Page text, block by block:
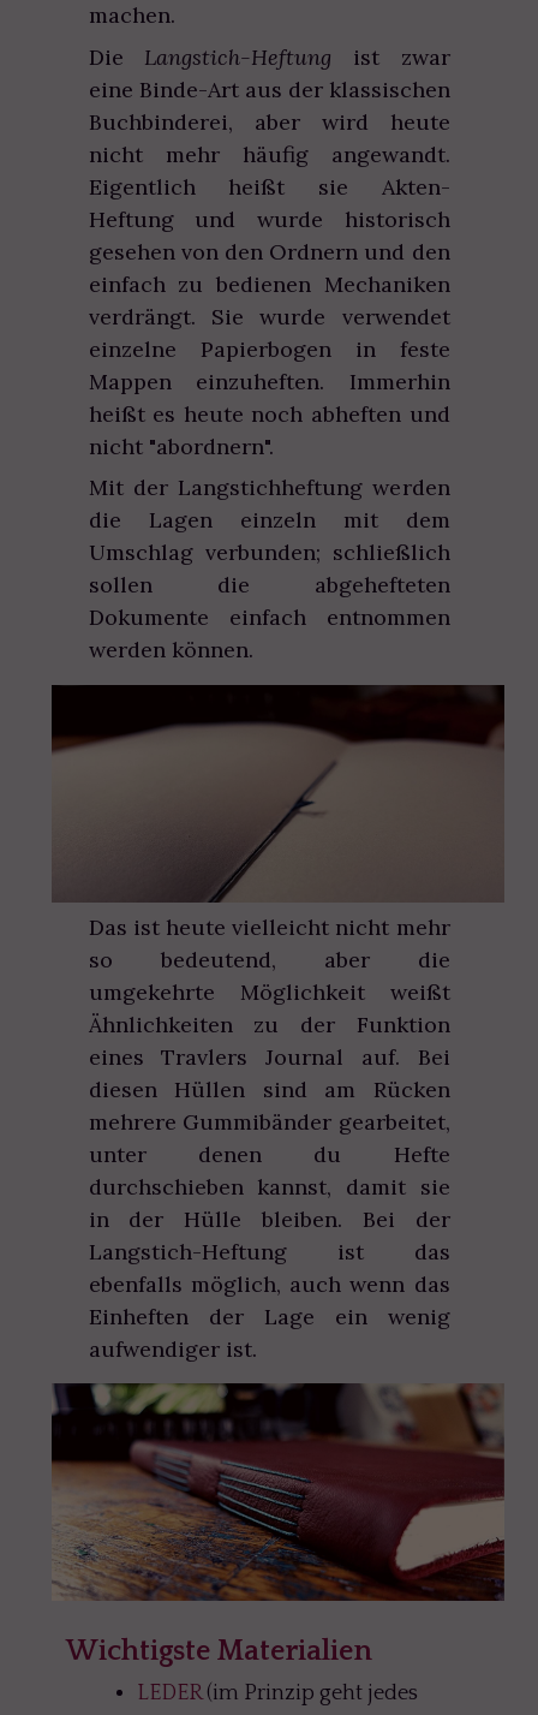
machen.
Die Langstich-Heftung ist zwar
eine Binde-Art aus der klassischen
Buchbinderei, aber wird heute
nicht mehr häufig angewandt.
Eigentlich heißt sie Akten-
Heftung und wurde historisch
gesehen von den Ordnern und den
einfach zu bedienen Mechaniken
verdrängt. Sie wurde verwendet
einzelne Papierbogen in feste
Mappen einzuheften. Immerhin
heißt es heute noch abheften und
nicht "abordnern".
Mit der Langstichheftung werden
die Lagen einzeln mit dem
Umschlag verbunden; schließlich
sollen die abgehefteten
Dokumente einfach entnommen
werden können.
Das ist heute vielleicht nicht mehr
so bedeutend, aber die
umgekehrte Möglichkeit weißt
Ähnlichkeiten zu der Funktion
eines Travlers Journal auf. Bei
diesen Hüllen sind am Rücken
mehrere Gummibänder gearbeitet,
unter denen du Hefte
durchschieben kannst, damit sie
in der Hülle bleiben. Bei der
Langstich-Heftung ist das
ebenfalls möglich, auch wenn das
Einheften der Lage ein wenig
aufwendiger ist.
Wichtigste Materialien
LEDER(im Prinzip geht jedes